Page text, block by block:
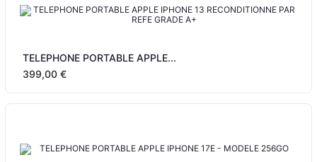
TELEPHONE PORTABLE APPLE...
399,00 €